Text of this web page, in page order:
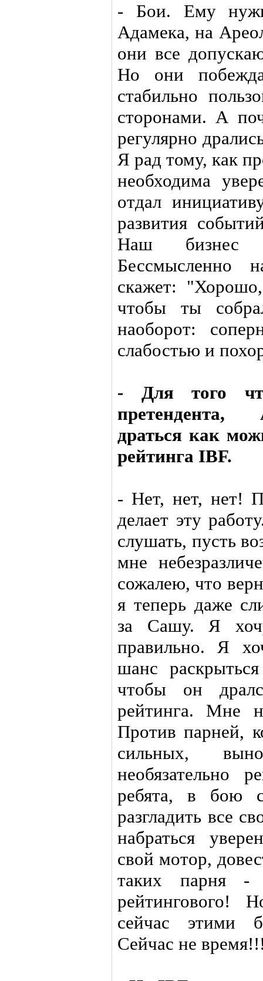
- Бои. Ему
Адамека, на
они все
Но они
стабильно
сторонами. А
регулярно
Я рад тому, как
необходима
отдал
развития
Наш бизнес
Бессмысленно
скажет:
чтобы ты
наоборот:
слабостью и
- Для того
претендента,
драться как
рейтинга IBF.
- Нет, нет, нет!
делает эту
слушать, пусть
мне
сожалею, что
я теперь даже
за Сашу. Я
правильно. Я
шанс
чтобы он
рейтинга. Мне
Против парней,
сильных,
необязательно
ребята, в бою
разгладить все
набраться
свой мотор,
таких парня -
рейтингового!
сейчас этими
Сейчас не